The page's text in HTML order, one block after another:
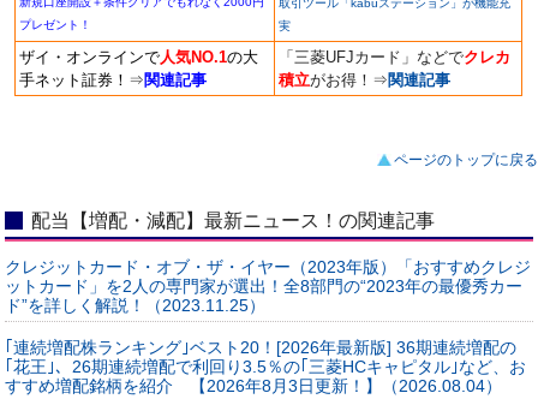
プレゼント！
実
ザイ・オンラインで 人気NO.1の大
手ネット証券！ ⇒関連記事
「三菱UFJカード」などでクレカ
積立がお得！ ⇒関連記事
ページのトップに戻る
配当【増配・減配】最新ニュース！の関連記事
クレジットカード・オブ・ザ・イヤー（2023年版）「おすすめクレジ
ットカード」を2人の専門家が選出！全8部門の“2023年の最優秀カー
ド”を詳しく解説！（2023.11.25）
｢連続増配株ランキング｣ベスト20！[2026年最新版] 36期連続増配の
｢花王｣、26期連続増配で利回り3.5％の｢三菱HCキャピタル｣など、お
すすめ増配銘柄を紹介 【2026年8月3日更新！】（2026.08.04）